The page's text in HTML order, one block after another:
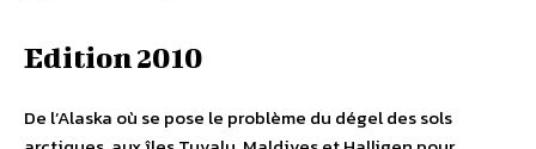
Edition 2010
De l’Alaska où se pose le problème du dégel des sols